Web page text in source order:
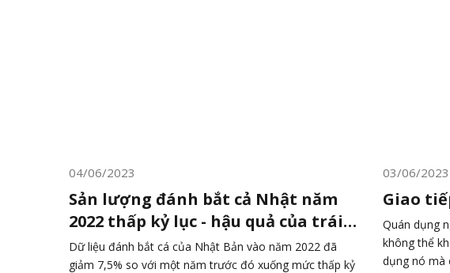
04/06/2023
Sản lượng đánh bắt cả Nhật năm
2022 thấp kỷ lục - hậu quả của trái
đất nóng lên
Dữ liệu đánh bắt cá của Nhật Bản vào năm 2022 đã
giảm 7,5% so với một năm trước đó xuống mức thấp kỷ
03/06/2023
Giao
Quán dụng
không thể
dụng nó mà